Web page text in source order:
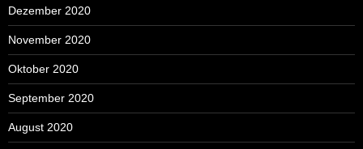
Dezember 2020
November 2020
Oktober 2020
September 2020
August 2020